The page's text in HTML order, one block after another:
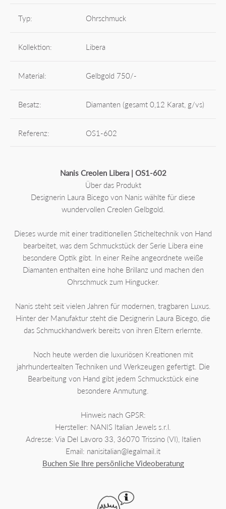
Typ: Ohrschmuck
Kollektion: Libera
Material: Gelbgold 750/-
Besatz: Diamanten (gesamt 0,12 Karat, g/vs)
Referenz: OS1-602
Nanis Creolen Libera | OS1-602
Über das Produkt
Designerin Laura Bicego von Nanis wählte für diese
wundervollen Creolen Gelbgold.
Dieses wurde mit einer traditionellen Sticheltechnik von Hand
bearbeitet, was dem Schmuckstück der Serie Libera eine
besondere Optik gibt. In einer Reihe angeordnete weiße
Diamanten enthalten eine hohe Brillanz und machen den
Ohrschmuck zum Hingucker.
Nanis steht seit vielen Jahren für modernen, tragbaren Luxus.
Hinter der Manufaktur steht die Designerin Laura Bicego, die
das Schmuckhandwerk bereits von ihren Eltern erlernte.
Noch heute werden die luxuriösen Kreationen mit
jahrhundertealten Techniken und Werkzeugen gefertigt. Die
Bearbeitung von Hand gibt jedem Schmuckstück eine
besondere Anmutung.
Hinweis nach GPSR:
Hersteller: NANIS Italian Jewels s.r.l.
Adresse: Via Del Lavoro 33, 36070 Trissino (VI), Italien
Email: nanisitalian@legalmail.it
Buchen Sie Ihre persönliche Videoberatung